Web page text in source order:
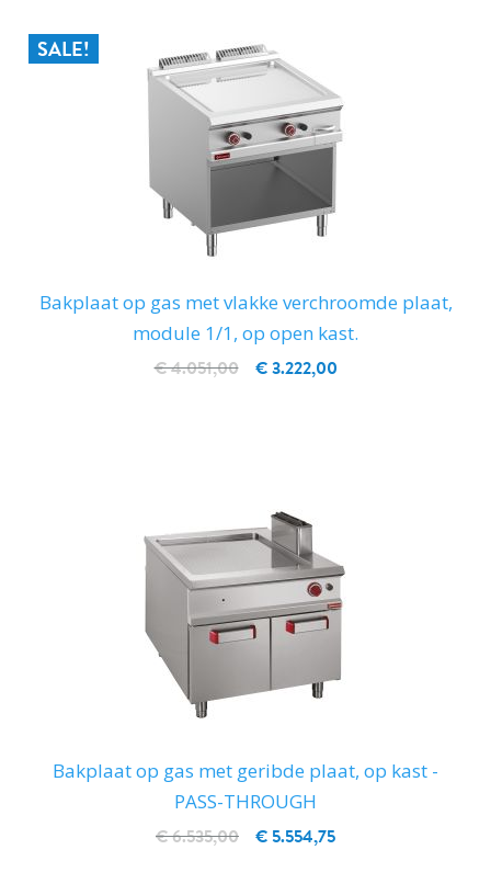
SALE!
Bakplaat op gas met vlakke verchroomde plaat,
module 1/1, op open kast.
€ 3.222,00
€ 4.051,00
Bakplaat op gas met geribde plaat, op kast -
PASS-THROUGH
€ 5.554,75
€ 6.535,00